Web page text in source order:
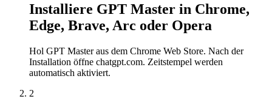
Installiere GPT Master in Chrome,
Edge, Brave, Arc oder Opera
Hol GPT Master aus dem Chrome Web Store. Nach der
Installation öffne chatgpt.com. Zeitstempel werden
automatisch aktiviert.
2